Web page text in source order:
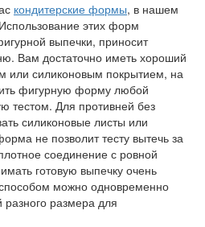
кондитерские формы, в нашем
этих форм
выпечки, приносит
Вам достаточно иметь хороший
или силиконовым покрытием, на
фигурную форму любой
тестом. Для противней без
силиконовые листы или
не позволит тесту вытечь за
соединение с ровной
готовую выпечку очень
можно одновременно
разного размера для